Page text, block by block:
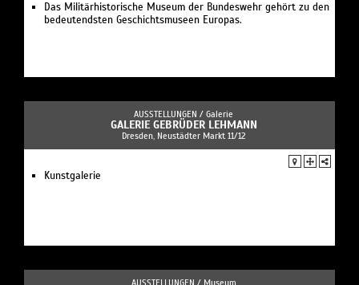
Das Militärhistorische Museum der Bundeswehr gehört zu den
bedeutendsten Geschichtsmuseen Europas.
AUSSTELLUNGEN / Galerie
GALERIE GEBRÜDER LEHMANN
Dresden, Neustädter Markt 11/12
Kunstgalerie